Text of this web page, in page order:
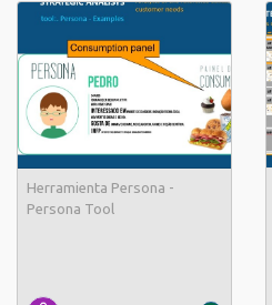
Herramienta Persona -
Persona Tool